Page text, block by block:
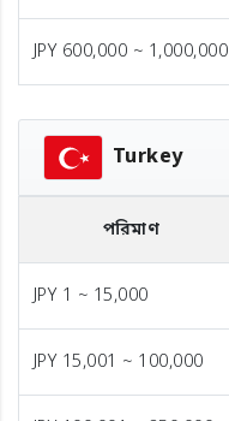
JPY 600,000 ~ 1,000,000
Turkey
পরিমাণ
JPY 1 ~ 15,000
JPY 15,001 ~ 100,000